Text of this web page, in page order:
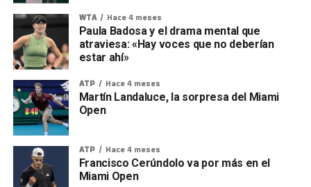
WTA Hace 4 meses
Paula Badosa y el drama mental que
atraviesa: «Hay voces que no deberían
estar ahí»
ATP Hace 4 meses
Martín Landaluce, la sorpresa del Miami
Open
ATP Hace 4 meses
Francisco Cerúndolo va por más en el
Miami Open